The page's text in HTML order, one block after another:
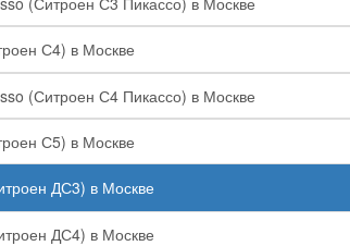
С4) в Москве
(Ситроен С4 Пикассо) в Москве
С5) в Москве
ДС3) в Москве
ДС4) в Москве